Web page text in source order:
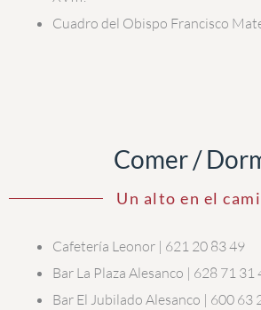
Cuadro del Obispo Francisco
Comer /
Un alto en el
Cafetería Leonor | 621 20 83 49
Bar La Plaza Alesanco | 628 71 31
Bar El Jubilado Alesanco | 600 63